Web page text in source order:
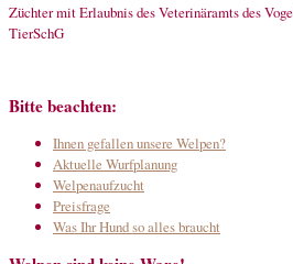
Züchter mit Erlaubnis des Veterinäramts des
TierSchG
Bitte beachten:
Ihnen gefallen unsere Welpen?
Aktuelle Wurfplanung
Welpenaufzucht
Preisfrage
Was Ihr Hund so alles braucht